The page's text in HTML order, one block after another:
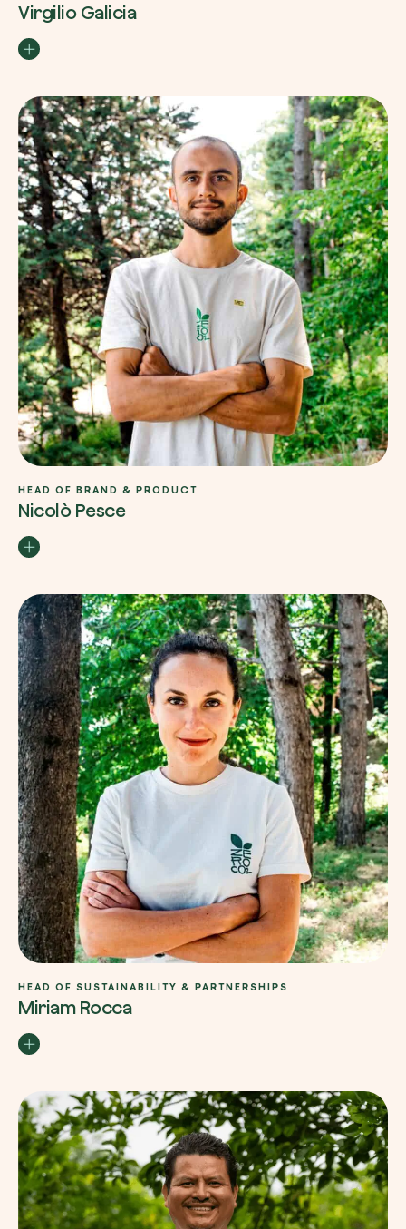
Virgilio Galicia
HEAD OF BRAND & PRODUCT
Nicolò Pesce
HEAD OF SUSTAINABILITY & PARTNERSHIPS
Miriam Rocca